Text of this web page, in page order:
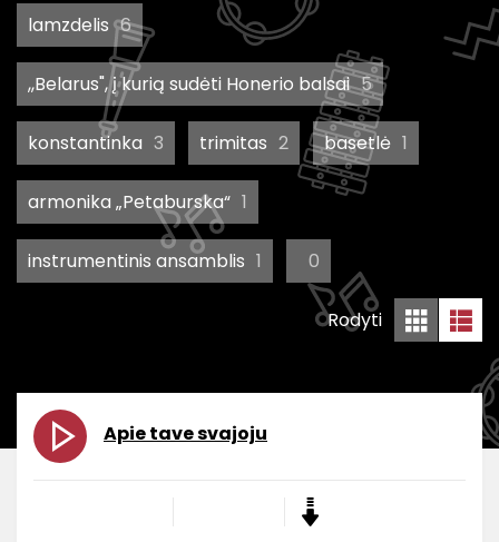
lamzdelis 6
,,Belarus", į kurią sudėti Honerio balsai 5
konstantinka 3 trimitas 2 basetlė 1
armonika „Petaburska“ 1
instrumentinis ansamblis 1 0
Rodyti
Apie tave svajoju